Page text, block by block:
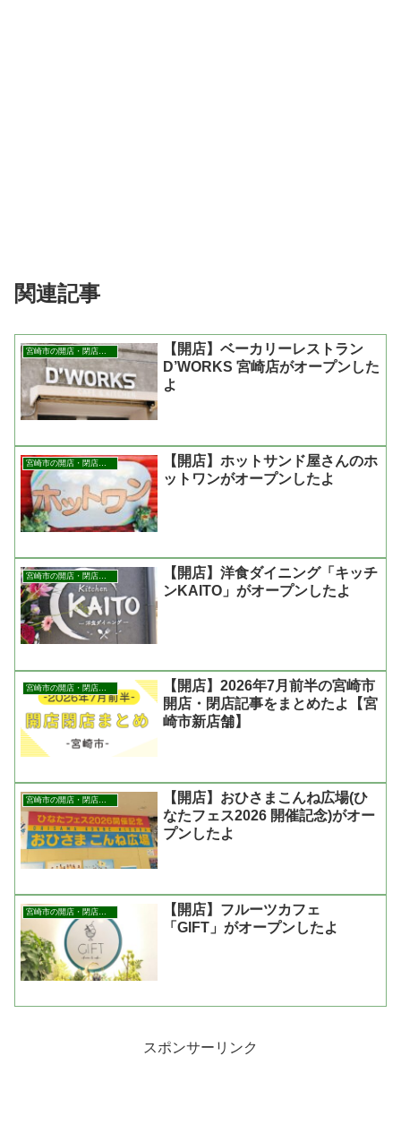
関連記事
宮崎市の開店・閉店まとめ
【開店】ベーカリーレストラン
D’WORKS 宮崎店がオープンした
よ
宮崎市の開店・閉店まとめ
【開店】ホットサンド屋さんのホ
ットワンがオープンしたよ
【開店】洋食ダイニング「キッチ
ンKAITO」がオープンしたよ
【開店】2026年7月前半の宮崎市
開店・閉店記事をまとめたよ【宮
崎市新店舗】
宮崎市の開店・閉店まとめ
【開店】おひさまこんね広場(ひ
なたフェス2026 開催記念)がオー
プンしたよ
宮崎市の開店・閉店まとめ
【開店】フルーツカフェ
「GIFT」がオープンしたよ
スポンサーリンク